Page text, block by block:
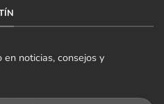
noticias, consejos y